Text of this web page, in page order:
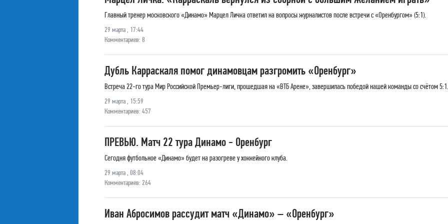
Главный тренер московского «Динамо» Марцел Личка ответил на вопросы журналистов после встречи с «Оренбургом» (5:1).
29 марта , 17:44
Комментариев: 8
Дубль Карраскаля помог динамовцам разгромить «Оренбург»
Встреча 22-го тура Мир Российской Премьер-лиги, прошедшая на «ВТБ Арене», завершилась победой нашей команды со счётом 5:1.
29 марта , 15:59
Комментариев: 457
ПРЕВЬЮ. Матч 22 тура Динамо - Оренбург
Сегодня футбольное «Динамо» будет на разогреве у хоккейного клуба.
29 марта , 08:04
Комментариев: 264
Иван Абросимов рассудит матч «Динамо» – «Оренбург»